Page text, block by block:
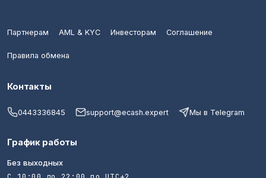
Партнерам AML & KYC Инвесторам Соглашение
Правила обмена
Контакты
0443336845 support@ecash.expert Мы в Telegram
График работы
Без выходных